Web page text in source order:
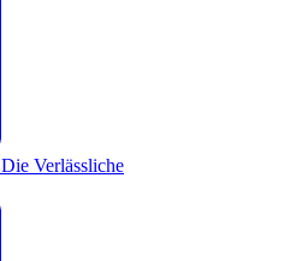
Die Verlässliche